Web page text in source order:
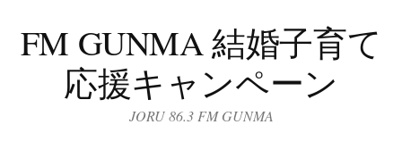
ン
テ
FM GUNMA 結婚子育て
応援キャンペーン
JORU 86.3 FM GUNMA